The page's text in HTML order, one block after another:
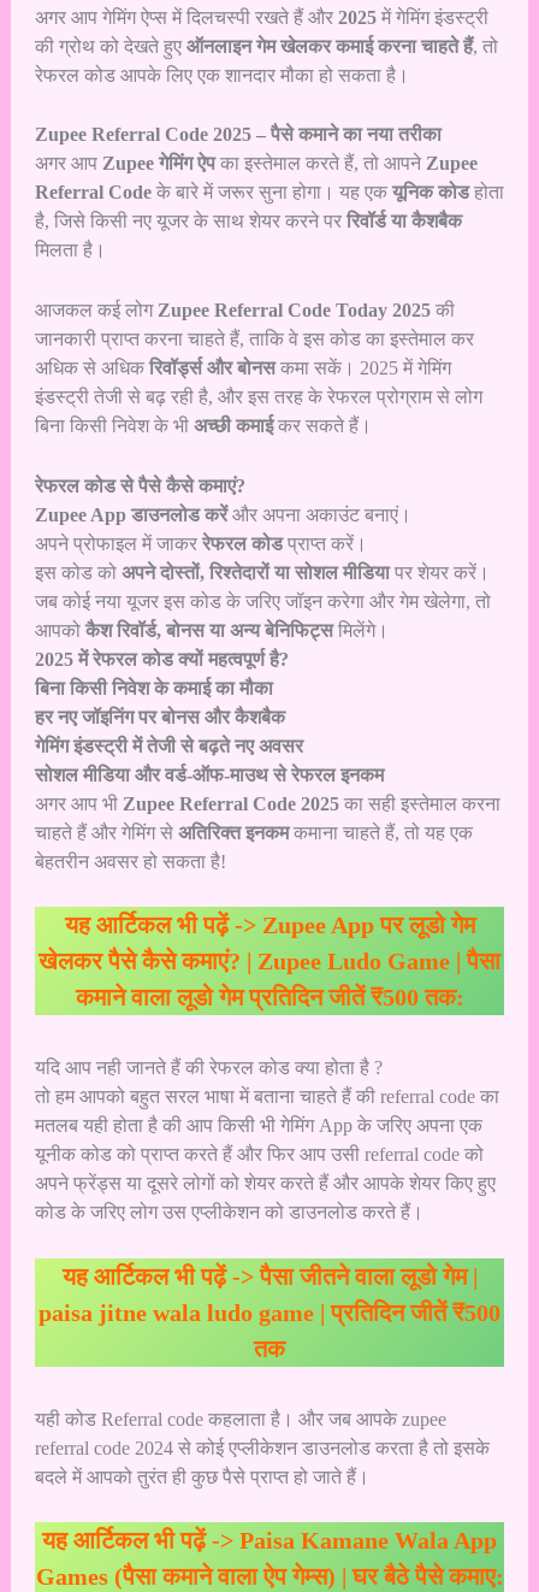
अगर आप गेमिंग ऐप्स में दिलचस्पी रखते हैं और 2025में गेमिंग इंडस्ट्री
की ग्रोथ को देखते हुए ऑनलाइन गेम खेलकर कमाई करना चाहते हैं, तो
रेफरल कोड आपके लिए एक शानदार मौका हो सकता है।
Zupee Referral Code 2025 – पैसे कमाने का नया तरीका
अगर आप Zupee गेमिंग ऐपका इस्तेमाल करते हैं, तो आपने Zupee
Referral Codeके बारे में जरूर सुना होगा। यह एक यूनिक कोडहोता
है, जिसे किसी नए यूजर के साथ शेयर करने पर रिवॉर्ड या कैशबैक
मिलता है।
आजकल कई लोग Zupee Referral Code Today 2025की
जानकारी प्राप्त करना चाहते हैं, ताकि वे इस कोड का इस्तेमाल कर
अधिक से अधिक रिवॉर्ड्स और बोनसकमा सकें। 2025 में गेमिंग
इंडस्ट्री तेजी से बढ़ रही है, और इस तरह के रेफरल प्रोग्राम से लोग
बिना किसी निवेश के भी अच्छी कमाईकर सकते हैं।
रेफरल कोड से पैसे कैसे कमाएं?
Zupee App डाउनलोड करेंऔर अपना अकाउंट बनाएं।
अपने प्रोफाइल में जाकर रेफरल कोडप्राप्त करें।
इस कोड को अपने दोस्तों, रिश्तेदारों या सोशल मीडियापर शेयर करें।
जब कोई नया यूजर इस कोड के जरिए जॉइन करेगा और गेम खेलेगा, तो
आपको कैश रिवॉर्ड, बोनस या अन्य बेनिफिट्समिलेंगे।
2025 में रेफरल कोड क्यों महत्वपूर्ण है?
बिना किसी निवेश के कमाई का मौका
हर नए जॉइनिंग पर बोनस और कैशबैक
गेमिंग इंडस्ट्री में तेजी से बढ़ते नए अवसर
सोशल मीडिया और वर्ड-ऑफ-माउथ से रेफरल इनकम
अगर आप भी Zupee Referral Code 2025का सही इस्तेमाल करना
चाहते हैं और गेमिंग से अतिरिक्त इनकमकमाना चाहते हैं, तो यह एक
बेहतरीन अवसर हो सकता है!
यह आर्टिकल भी पढ़ें -> Zupee App पर लूडो गेम
खेलकर पैसे कैसे कमाएं? | Zupee Ludo Game | पैसा
कमाने वाला लूडो गेम प्रतिदिन जीतें ₹500 तक:
यदि आप नही जानते हैं की रेफरल कोड क्या होता है ?
तो हम आपको बहुत सरल भाषा में बताना चाहते हैं की referral code का
मतलब यही होता है की आप किसी भी गेमिंग App के जरिए अपना एक
यूनीक कोड को प्राप्त करते हैं और फिर आप उसी referral code को
अपने फ्रेंड्स या दूसरे लोगों को शेयर करते हैं और आपके शेयर किए हुए
कोड के जरिए लोग उस एप्लीकेशन को डाउनलोड करते हैं।
यह आर्टिकल भी पढ़ें ->पैसा जीतने वाला लूडो गेम |
paisa jitne wala ludo game | प्रतिदिन जीतें ₹500
तक
यही कोड Referral code कहलाता है। और जब आपके zupee
referral code 2024 से कोई एप्लीकेशन डाउनलोड करता है तो इसके
बदले में आपको तुरंत ही कुछ पैसे प्राप्त हो जाते हैं।
यह आर्टिकल भी पढ़ें -> Paisa Kamane Wala App
Games (पैसा कमाने वाला ऐप गेम्स) | घर बैठे पैसे कमाए: